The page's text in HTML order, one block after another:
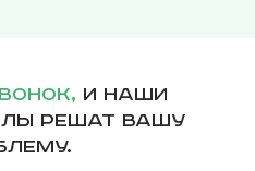
и наши
решат вашу